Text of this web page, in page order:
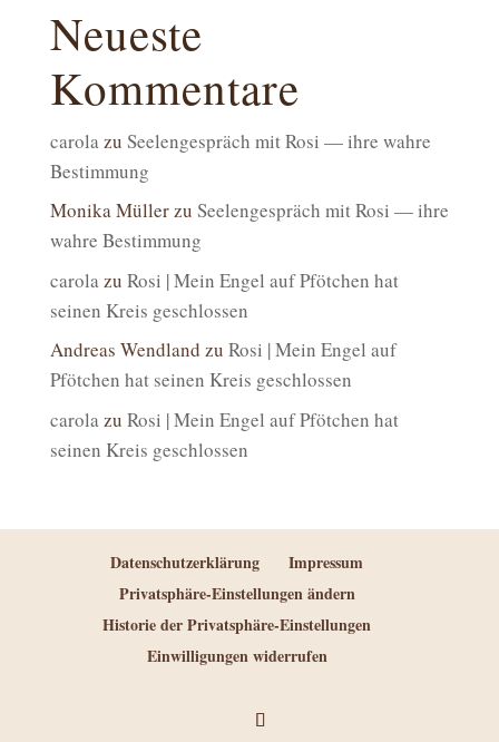
Neueste
Kommentare
carolazu Seelengespräch mit Rosi — ihre wahre
Bestimmung
Monika Müllerzu Seelengespräch mit Rosi — ihre
wahre Bestimmung
carolazu Rosi | Mein Engel auf Pfötchen hat
seinen Kreis geschlossen
Andreas Wendland zu Rosi | Mein Engel auf
Pfötchen hat seinen Kreis geschlossen
carolazu Rosi | Mein Engel auf Pfötchen hat
seinen Kreis geschlossen
Datenschutzerklärung
Impressum
Privatsphäre-Einstellungen ändern
Historie der Privatsphäre-Einstellungen
Einwilligungen widerrufen